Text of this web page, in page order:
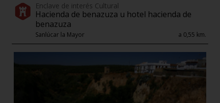
Enclave de interés Cultural
Hacienda de benazuza u hotel hacienda de
benazuza
Sanlúcar la Mayor a 0,55 km.